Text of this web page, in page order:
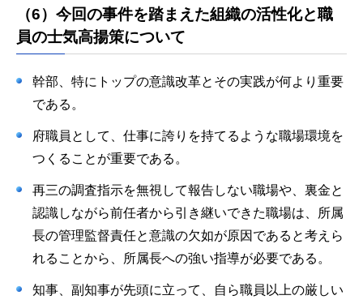
（6）今回の事件を踏まえた組織の活性化と職
員の士気高揚策について
幹部、特にトップの意識改革とその実践が何より重要
である。
府職員として、仕事に誇りを持てるような職場環境を
つくることが重要である。
再三の調査指示を無視して報告しない職場や、裏金と
認識しながら前任者から引き継いできた職場は、所属
長の管理監督責任と意識の欠如が原因であると考えら
れることから、所属長への強い指導が必要である。
知事、副知事が先頭に立って、自ら職員以上の厳しい